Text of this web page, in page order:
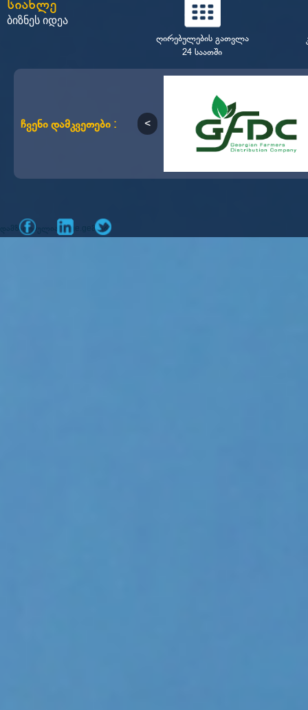
სიახლე
ბიზნეს იდეა
ღირებულების გათვლა
24 საათში
ჩვენი დამკვეთები :
დამზადებულია mone.ge მიერ